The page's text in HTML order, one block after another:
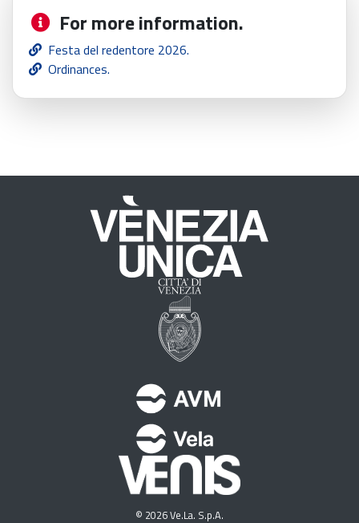
For more information.
Festa del redentore 2026.
Ordinances.
© 2026 Ve.La. S.p.A.